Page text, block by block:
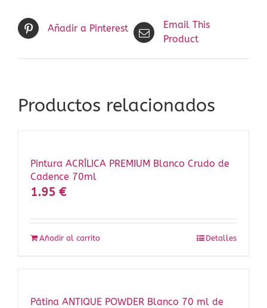
Añadir a Pinterest
Email This
Product
Productos relacionados
Pintura ACRÍLICA PREMIUM Blanco Crudo de
Cadence 70ml
1.95 €
Añadir al carrito Detalles
Pátina ANTIQUE POWDER Blanco 70 ml de